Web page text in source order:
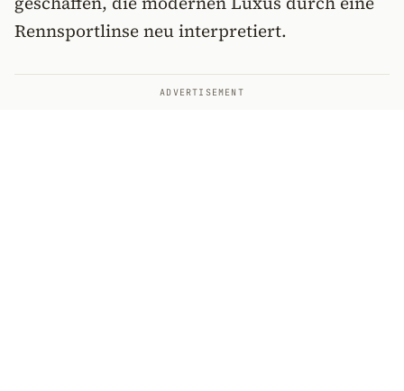
Rennsportlinse neu interpretiert.
ADVERTISEMENT